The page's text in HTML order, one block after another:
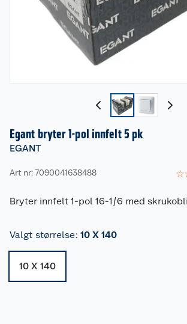
Egant bryter 1-pol innfelt 5 pk
EGANT
Art nr: 7090041638488 ☆
Bryter innfelt 1-pol 16-1/6 med
Valgt størrelse: 10 X 140
10 X 140